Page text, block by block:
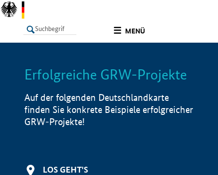
MENÜ
LISTE Info
Erfolgreiche GRW-Projekte
Auf der folgenden Deutschlandkarte
finden Sie konkrete Beispiele erfolgreicher
GRW-Projekte!
LOS GEHT'S